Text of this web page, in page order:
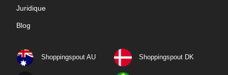
Juridique
Blog
Shoppingspout AU Shoppingspout DK